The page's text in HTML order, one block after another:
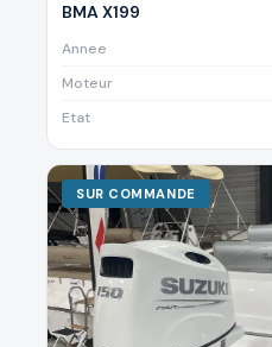
BMA X199
Annee
Moteur
Etat
SUR COMMANDE